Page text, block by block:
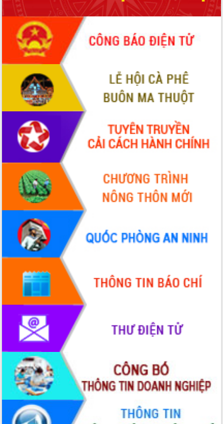
Tập huấn ứng dụng trí tuệ nhân tạo (AI)
trong thương mại điện tử năm 2026
Đoàn đại biểu Quốc hội tỉnh Đắk Lắk
trao đổi thông tin trước Kỳ họp thứ
nhất, Quốc hội khóa XVI
Quyết liệt cải cách hành chính, khơi
thông nguồn lực phát triển
Nâng cao hiệu lực, hiệu quả HĐND
tỉnh thông qua hiện đại hóa hành chính
Xã Ea Phê gắn cải cách hành chính với
Phó Chủ tịch Thường trực UBND tỉnh
Hồ Thị Nguyên Thảo làm việc tại Trung
tâm Phục vụ hành chính công xã Ea
Xây dựng nền hành chính số đồng
hành cùng nông dân dân, doanh nghiệp
Giai đoạn 2026-2030, Đắk Lắk phấn
đấu có 77% xã đạt chuẩn nông thôn
mới
Chuyển đổi số 'mở đường' cho nông
nghiệp Đắk Lắk tăng trưởng bứt phá
Triển khai đồng bộ đo đạc, lập hồ sơ
địa chính, hoàn thiện cơ sở dữ liệu đất
Ứng dụng sinh trắc học - Bước tiến
trong hành trình chuyển đổi số tại Đắk
Đắk Lắk nâng cao hiệu quả công tác
Đảng từ Sổ tay đảng viên điện tử
Đắk Lắk đẩy mạnh nuôi biển công
nghệ, hướng tới phát triển thủy sản
bền vững
Tập huấn nâng cao năng lực triển khai
chuyển đổi số cho cán bộ, công chức
cấp xã
Đắk Lắk phát động hưởng ứng Ngày
Quyền của người tiêu dùng Việt Nam
2026